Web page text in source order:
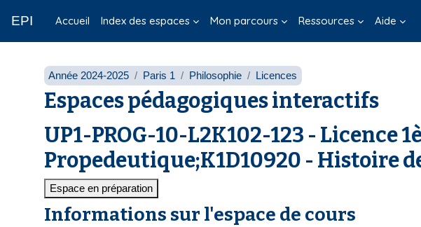
EPI Accueil Index des espaces Mon parcours Ressources Aide
Année 2024-2025 Paris 1 Philosophie Licences
Espaces pédagogiques interactifs
UP1-PROG-10-L2K102-123 - Licence
Propedeutique;K1D10920 - Histoire
Espace en préparation
Informations sur l'espace de cours